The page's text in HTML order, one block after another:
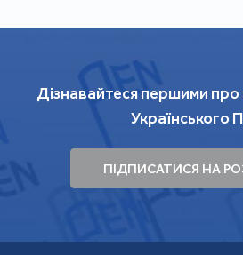
Дізнавайтеся першими про
Українського
ПІДПИСАТИСЯ НА